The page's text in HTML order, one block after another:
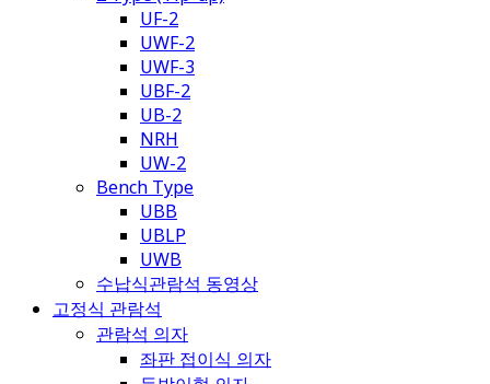
UF-2
UWF-2
UWF-3
UBF-2
UB-2
NRH
UW-2
Bench Type
UBB
UBLP
UWB
수납식관람석 동영상
고정식 관람석
관람석 의자
좌판 접이식 의자